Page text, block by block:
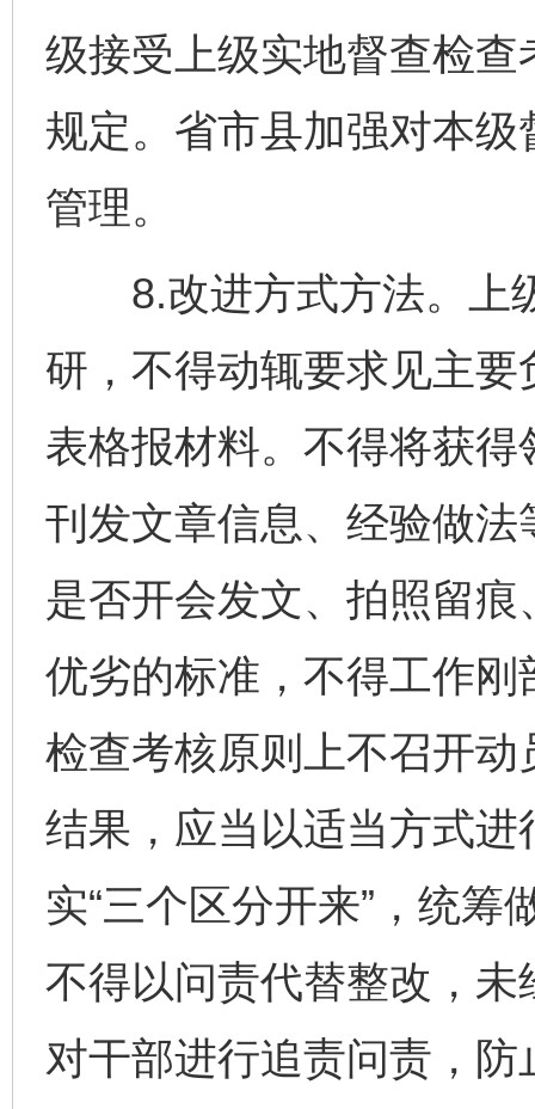
级接受上级实地督查检
规定。省市县加强对本
管理。
8.改进方式方法。上
研，不得动辄要求见主
表格报材料。不得将获
刊发文章信息、经验做
是否开会发文、拍照留
优劣的标准，不得工作
检查考核原则上不召开
结果，应当以适当方式
实“三个区分开来”，统
不得以问责代替整改，
对干部进行追责问责，